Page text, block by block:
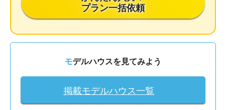
プラン一括依頼
モデルハウスを見てみよう
掲載モデルハウス一覧